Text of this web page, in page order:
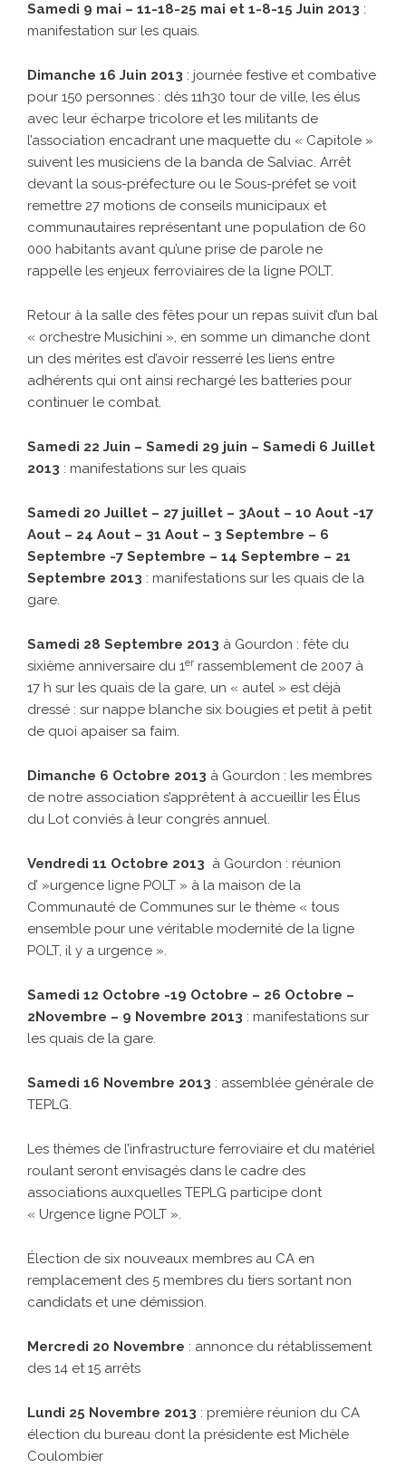
Samedi 9 mai – 11-18-25 mai et 1-8-15 Juin 2013 :
manifestation sur les quais.
Dimanche 16 Juin 2013 : journée festive et combative
pour 150 personnes : dès 11h30 tour de ville, les élus
avec leur écharpe tricolore et les militants de
l’association encadrant une maquette du « Capitole »
suivent les musiciens de la banda de Salviac. Arrêt
devant la sous-préfecture ou le Sous-préfet se voit
remettre 27 motions de conseils municipaux et
communautaires représentant une population de 60
000 habitants avant qu’une prise de parole ne
rappelle les enjeux ferroviaires de la ligne POLT.
Retour à la salle des fêtes pour un repas suivit d’un bal
« orchestre Musichini », en somme un dimanche dont
un des mérites est d’avoir resserré les liens entre
adhérents qui ont ainsi rechargé les batteries pour
continuer le combat.
Samedi 22 Juin – Samedi 29 juin – Samedi 6 Juillet
2013 : manifestations sur les quais
Samedi 20 Juillet – 27 juillet – 3Aout – 10 Aout -17
Aout – 24 Aout – 31 Aout – 3 Septembre – 6
Septembre -7 Septembre – 14 Septembre – 21
Septembre 2013 : manifestations sur les quais de la
gare.
Samedi 28 Septembre 2013 à Gourdon : fête du
sixième anniversaire du 1er rassemblement de 2007 à
17 h sur les quais de la gare, un « autel » est déjà
dressé : sur nappe blanche six bougies et petit à petit
de quoi apaiser sa faim.
Dimanche 6 Octobre 2013 à Gourdon : les membres
de notre association s’apprêtent à accueillir les Élus
du Lot conviés à leur congrès annuel.
Vendredi 11 Octobre 2013 à Gourdon : réunion
d’ »urgence ligne POLT » à la maison de la
Communauté de Communes sur le thème « tous
ensemble pour une véritable modernité de la ligne
POLT, il y a urgence ».
Samedi 12 Octobre -19 Octobre – 26 Octobre –
2Novembre – 9 Novembre 2013 : manifestations sur
les quais de la gare.
Samedi 16 Novembre 2013 : assemblée générale de
TEPLG.
Les thèmes de l’infrastructure ferroviaire et du matériel
roulant seront envisagés dans le cadre des
associations auxquelles TEPLG participe dont
« Urgence ligne POLT ».
Élection de six nouveaux membres au CA en
remplacement des 5 membres du tiers sortant non
candidats et une démission.
Mercredi 20 Novembre : annonce du rétablissement
des 14 et 15 arrêts
Lundi 25 Novembre 2013 : première réunion du CA
élection du bureau dont la présidente est Michèle
Coulombier